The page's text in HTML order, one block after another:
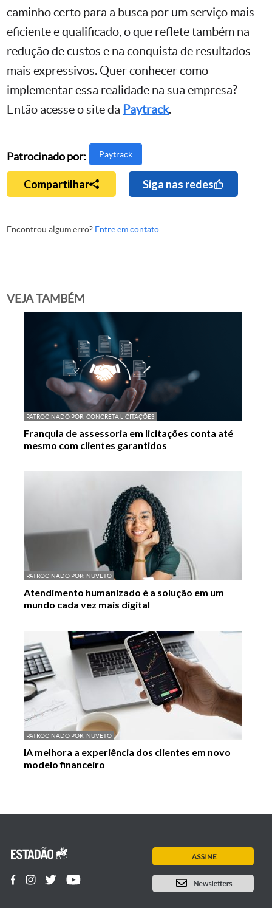
caminho certo para a busca por um serviço mais
eficiente e qualificado, o que reflete também na
redução de custos e na conquista de resultados
mais expressivos. Quer conhecer como
implementar essa realidade na sua empresa?
Então acesse o site da Paytrack.
Patrocinado por: Paytrack
Compartilhar Siga nas redes
Encontrou algum erro? Entre em contato
VEJA TAMBÉM
PATROCINADO POR: CONCRETA LICITAÇÕES
Franquia de assessoria em licitações conta até
mesmo com clientes garantidos
PATROCINADO POR: NUVETO
Atendimento humanizado é a solução em um
mundo cada vez mais digital
PATROCINADO POR: NUVETO
IA melhora a experiência dos clientes em novo
modelo financeiro